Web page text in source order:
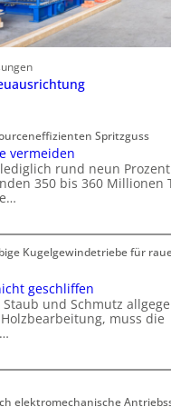
Spritzguss
vermeiden
rund neun
350 bis 360 Millionen
Kugelgewindetriebe für
geschliffen
Staub und Schmutz
muss die
elektromechanische